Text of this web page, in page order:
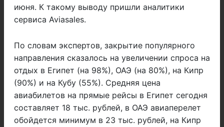
июня. К такому выводу пришли аналитики
сервиса Aviasales.
По словам экспертов, закрытие популярного
направления сказалось на увеличении спроса на
отдых в Египет (на 98%), ОАЭ (на 80%), на Кипр
(90%) и на Кубу (55%). Средняя цена
авиабилетов на прямые рейсы в Египет сегодня
составляет 18 тыс. рублей, в ОАЭ авиаперелет
обойдется минимум в 23 тыс. рублей, на Кипр